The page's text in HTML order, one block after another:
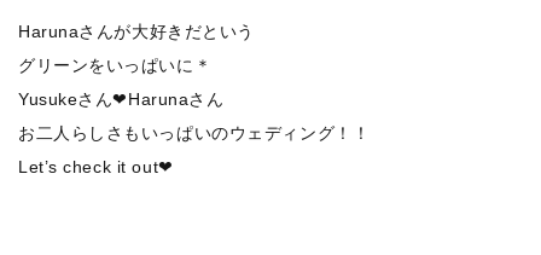
Harunaさんが大好きだという
グリーンをいっぱいに＊
Yusukeさん❤Harunaさん
お二人らしさもいっぱいのウェディング！！
Let’s check it out❤